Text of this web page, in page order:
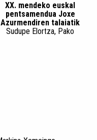
XX. mendeko euskal
pentsamendua Joxe
Azurmendiren talaiatik
Sudupe Elortza, Pako